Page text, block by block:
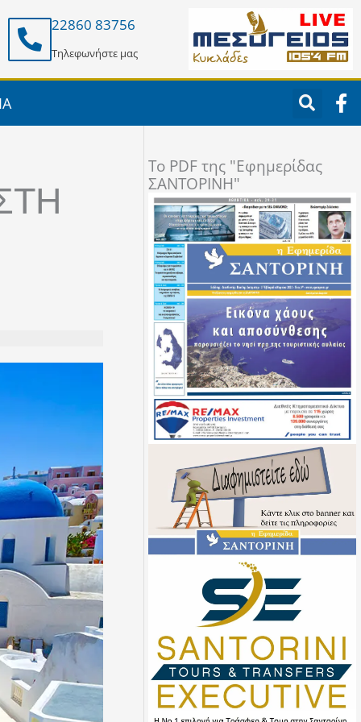
22860 83756
Τηλεφωνήστε μας
F
a
c
o
k
-
f
To PDF της "Εφημερίδας
ΣΑΝΤΟΡΙΝΗ"